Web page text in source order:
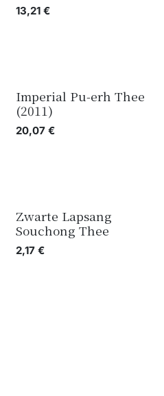
13,21€
Imperial Pu-erh Thee
(2011)
20,07€
Zwarte Lapsang
Souchong Thee
2,17€